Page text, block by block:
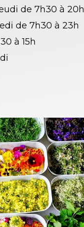
de 7h30 à 20h
de 7h30 à 23h
à 15h